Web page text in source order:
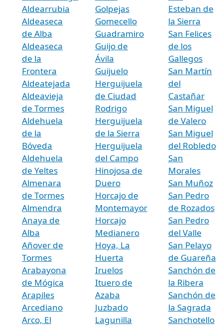
Aldearrubia
Aldeaseca
de Alba
Aldeaseca
de la
Frontera
Aldeatejada
Aldeavieja
de Tormes
Aldehuela
de la
Bóveda
Aldehuela
de Yeltes
Almenara
de Tormes
Almendra
Anaya de
Alba
Añover de
Tormes
Arabayona
de Mógica
Arapiles
Arcediano
Arco, El
Golpejas
Gomecello
Guadramiro
Guijo de
Ávila
Guijuelo
Herguijuela
de Ciudad
Rodrigo
Herguijuela
de la Sierra
Herguijuela
del Campo
Hinojosa de
Duero
Horcajo de
Montemayor
Horcajo
Medianero
Hoya, La
Huerta
Iruelos
Ituero de
Azaba
Juzbado
Lagunilla
Esteban de
la Sierra
San Felices
de los
Gallegos
San Martín
del
Castañar
San Miguel
de Valero
San Miguel
del Robledo
San
Morales
San Muñoz
San Pedro
de Rozados
San Pedro
del Valle
San Pelayo
de Guareña
Sanchón de
la Ribera
Sanchón de
la Sagrada
Sanchotello